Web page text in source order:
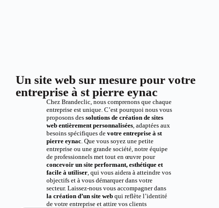
Un site web sur mesure pour votre
entreprise à st pierre eynac
Chez Brandeclic, nous comprenons que chaque
entreprise est unique. C’est pourquoi nous vous
proposons des solutions de création de sites
web entièrement personnalisées, adaptées aux
besoins spécifiques de votre entreprise à st
pierre eynac. Que vous soyez une petite
entreprise ou une grande société, notre équipe
de professionnels met tout en œuvre pour
concevoir un site performant, esthétique et
facile à utiliser, qui vous aidera à atteindre vos
objectifs et à vous démarquer dans votre
secteur. Laissez-nous vous accompagner dans
la création d’un site webqui reflète l’identité
de votre entreprise et attire vos clients